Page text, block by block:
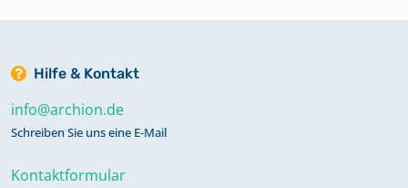
Hilfe & Kontakt
info@archion.de
Schreiben Sie uns eine E-Mail
Kontaktformular